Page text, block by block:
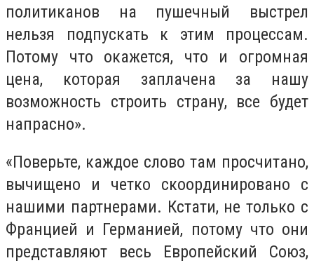
политиканов на пушечный выстрел
нельзя подпускать к этим процессам.
Потому что окажется, что и огромная
цена, которая заплачена за нашу
возможность строить страну, все будет
напрасно».
«Поверьте, каждое слово там просчитано,
вычищено и четко скоординировано с
нашими партнерами. Кстати, не только с
Францией и Германией, потому что они
представляют весь Европейский Союз,